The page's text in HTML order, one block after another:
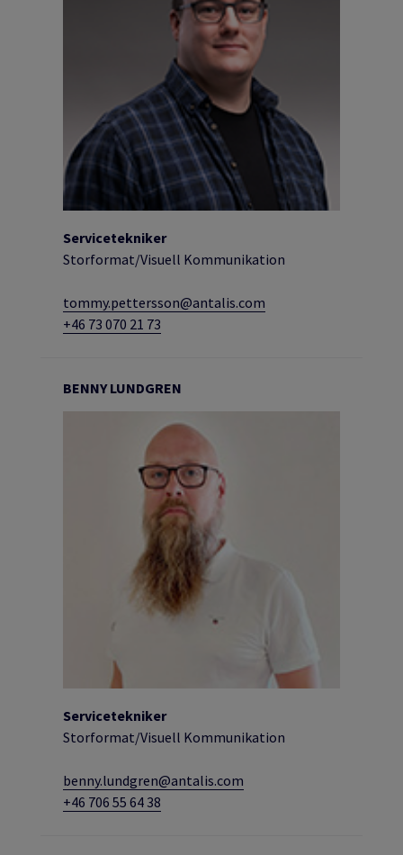
Servicetekniker
Storformat/Visuell Kommunikation
tommy.pettersson@antalis.com
+46 73 070 21 73
BENNY LUNDGREN
Servicetekniker
Storformat/Visuell Kommunikation
benny.lundgren@antalis.com
+46 706 55 64 38